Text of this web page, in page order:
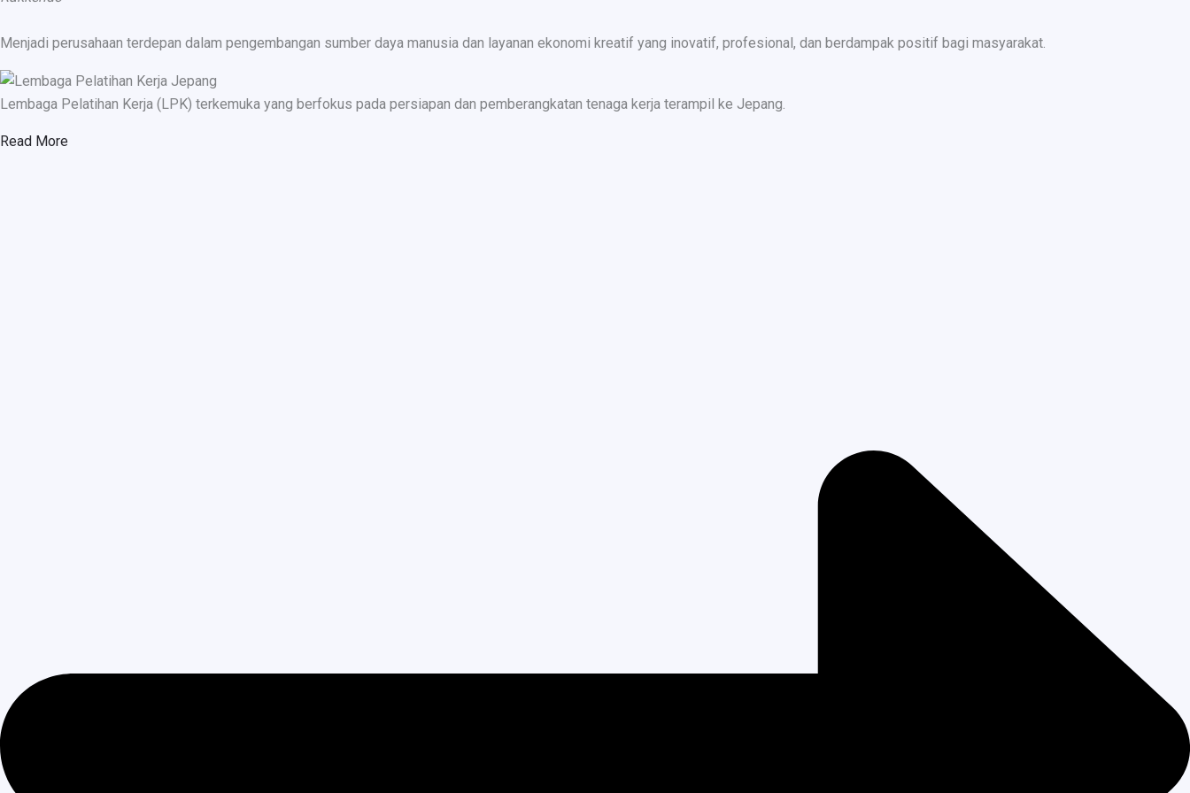
Menjadi perusahaan terdepan dalam pengembangan sumber daya manusia dan layanan ekonomi kreatif yang inovatif, profesional, dan berdampak positif bagi masyarakat.
Lembaga Pelatihan Kerja (LPK) terkemuka yang berfokus pada persiapan dan pemberangkatan tenaga kerja terampil ke Jepang.
Read More